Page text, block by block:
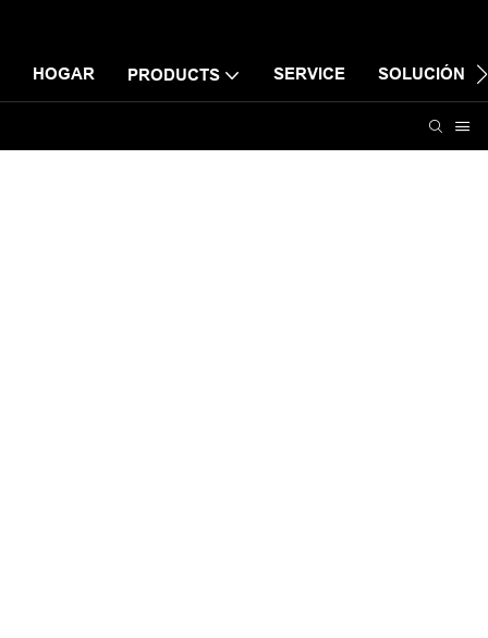
HOGAR PRODUCTS SERVICE SOLUCIÓN